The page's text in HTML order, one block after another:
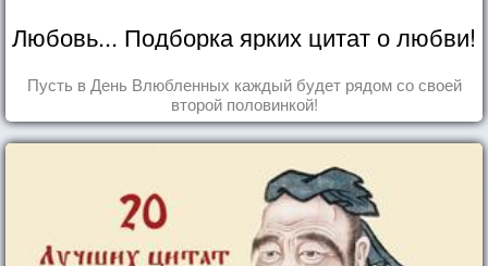
Любовь... Подборка ярких цитат о любви!
Пусть в День Влюбленных каждый будет рядом со своей
второй половинкой!